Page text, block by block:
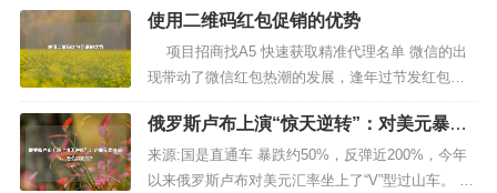
使用二维码红包促销的优势
项目招商找A5 快速获取精准代理名单 微信的出
现带动了微信红包热潮的发展，逢年过节发红包已
经成为一种新颖打招呼的方式。一到过年之际，各
大平台都会想方设法的给大众发红包。2019年支付
宝的集五福，百度APP的分时段发红包，掀起了一
股全民领红包的热潮，...
俄罗斯卢布上演“惊天逆转”：对美元暴涨2
00%，怎么做到的？
来源:国是直通车 暴跌约50%，反弹近200%，今年
以来俄罗斯卢布对美元汇率坐上了“V”型过山车。 从